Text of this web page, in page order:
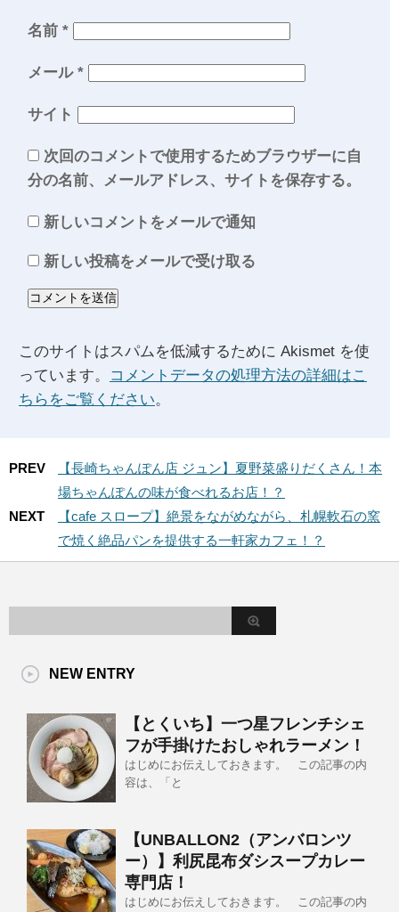
名前 *
メール *
サイト
次回のコメントで使用するためブラウザーに自
分の名前、メールアドレス、サイトを保存する。
新しいコメントをメールで通知
新しい投稿をメールで受け取る
このサイトはスパムを低減するために Akismet を使
っています。
コメントデータの処理方法の詳細はこ
ちらをご覧ください。
PREV
【長崎ちゃんぽん店 ジュン】夏野菜盛りだくさん！本
場ちゃんぽんの味が食べれるお店！？
NEXT
【cafe スロープ】絶景をながめながら、札幌軟石の窯
で焼く絶品パンを提供する一軒家カフェ！？
NEW ENTRY
【とくいち】一つ星フレンチシェ
フが手掛けたおしゃれラーメン！
はじめにお伝えしておきます。 この記事の内
容は、「と
【UNBALLON2（アンバロンツ
ー）】利尻昆布ダシスープカレー
専門店！
はじめにお伝えしておきます。 この記事の内